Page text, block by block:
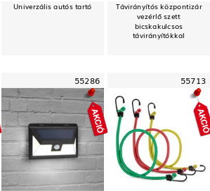
Univerzális autós tartó
Távirányítós központizár
vezérlő szett
bicskakulcsos
távirányítókkal
55286 55713